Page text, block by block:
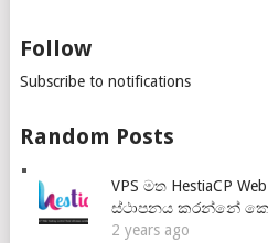
Follow
Subscribe to notifications
Random Posts
VPS මත HestiaCP
ස්ථාපනය කරන්නේ
2 years ago